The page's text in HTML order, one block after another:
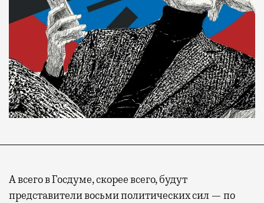
А всего в Госдуме, скорее всего, будут
представители восьми политических сил — по